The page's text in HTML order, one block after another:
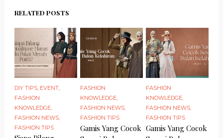
RELATED POSTS
DIY TIPS, EVENT,
FASHION
KNOWLEDGE,
FASHION NEWS,
FASHION TIPS
FASHION
KNOWLEDGE,
FASHION NEWS,
FASHION TIPS
Gamis Yang Cocok
FASHION
KNOWLEDGE,
FASHION NEWS,
FASHION TIPS
Gamis Yang Cocok